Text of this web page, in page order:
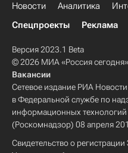
Новости Аналитика
Спецпроекты
Реклама
Версия 2023.1 Beta
© 2026 МИА «Россия сегодня»
Вакансии
Сетевое издание РИА
в Федеральной службе по
информационных
(Роскомнадзор) 08 апреля
Свидетельство о